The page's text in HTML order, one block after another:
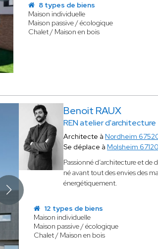
8 types de biens
Maison individuelle
Maison passive / écologique
Chalet / Maison en bois
Benoit RAUX
REN atelier d'architecture
Architecte à Nordheim
Se déplace à Molsheim 67120
Passionné d’architecture et de
né avant tout des envies des
énergétiquement.
12 types de biens
Maison individuelle
Maison passive / écologique
Chalet / Maison en bois